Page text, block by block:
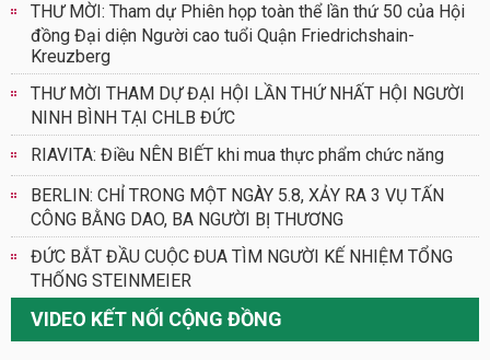
THƯ MỜI: Tham dự Phiên họp toàn thể lần thứ 50 của Hội
đồng Đại diện Người cao tuổi Quận Friedrichshain-
Kreuzberg
THƯ MỜI THAM DỰ ĐẠI HỘI LẦN THỨ NHẤT HỘI NGƯỜI
NINH BÌNH TẠI CHLB ĐỨC
RIAVITA: Điều NÊN BIẾT khi mua thực phẩm chức năng
BERLIN: CHỈ TRONG MỘT NGÀY 5.8, XẢY RA 3 VỤ TẤN
CÔNG BẰNG DAO, BA NGƯỜI BỊ THƯƠNG
ĐỨC BẮT ĐẦU CUỘC ĐUA TÌM NGƯỜI KẾ NHIỆM TỔNG
THỐNG STEINMEIER
VIDEO KẾT NỐI CỘNG ĐỒNG